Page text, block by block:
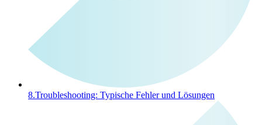
8.Troubleshooting: Typische Fehler und Lösungen